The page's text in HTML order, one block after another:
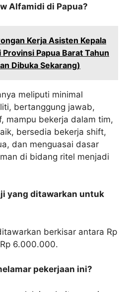
Alfamidi di Papua?
Kerja Asisten Kepala
Papua Barat Tahun
Dibuka Sekarang)
meliputi minimal
bertanggung jawab,
mampu bekerja dalam tim,
bersedia bekerja shift,
dan menguasai dasar
di bidang ritel menjadi
yang ditawarkan untuk
berkisar antara Rp
6.000.000.
pekerjaan ini?